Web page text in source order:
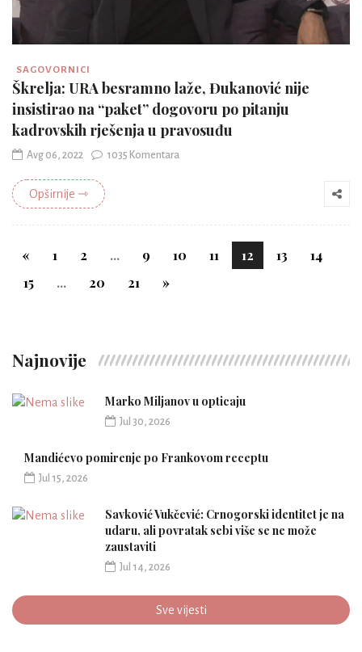
SAGOVORNICI
Škrelja: URA besramno laže, Đukanović nije
insistirao na “paket” dogovoru po pitanju
kadrovskih rješenja u pravosuđu
Avg 06, 2022 1035 Komentara
Opširnije ⇾
« 1 2 ... 9 10 11 12 13
14
15
... 20 21 »
Najnovije
Marko Miljanov u opticaju
Jul 30, 2026
Mandićevo pomirenje po Frankovom receptu
Jul 15, 2026
Savković Vukčević: Crnogorski identitet je na
udaru, ali povratak sebi više se ne može
zaustaviti
Jul 14, 2026
Sve vijesti